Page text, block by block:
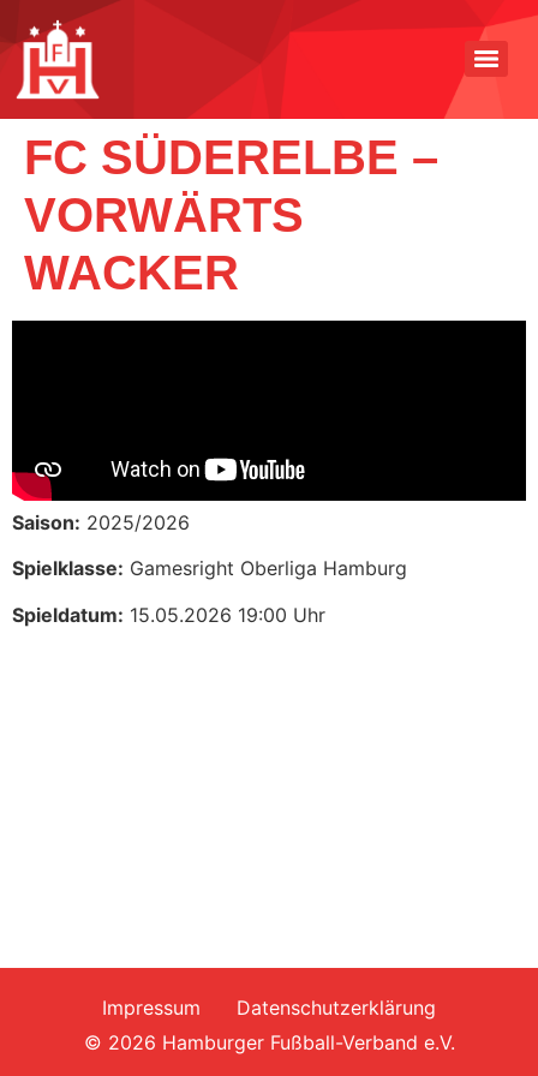
FC SÜDERELBE –
VORWÄRTS
WACKER
Saison: 2025/2026
Spielklasse: Gamesright Oberliga Hamburg
Spieldatum: 15.05.2026 19:00 Uhr
Impressum
Datenschutzerklärung
© 2026 Hamburger Fußball-Verband e.V.